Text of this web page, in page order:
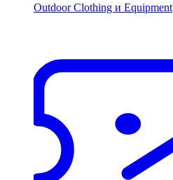
Outdoor Clothing и Equipment